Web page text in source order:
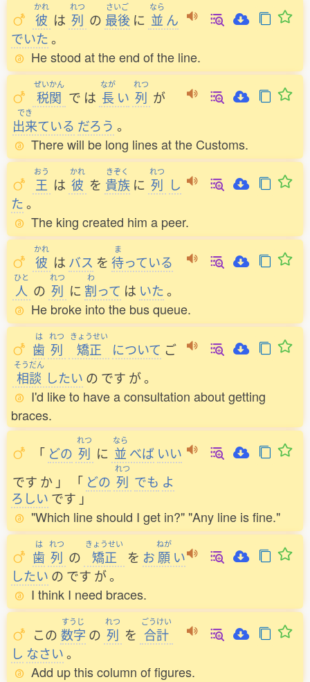
かれ
彼 は
れつ
列 の
さいご
最後 に
なら
並 ん
でいた。
He stood at the end of the line.
ぜいかん
税関 で は
なが
長 い
れつ
列 が
でき
出来ている だろう 。
There will be long lines at the Customs.
おう
王 は
かれ
彼 を
きぞく
貴族 に
れつ
列 し
た。
The king created him a peer.
かれ
彼 は バス を
ま
待っている
ひと
人 の
れつ
列 に
わ
割って は いた。
He broke into the bus queue.
は
歯
れつ
列
きょうせい
矯正 について ご
そうだん
相談 したい の です が。
I'd like to have a consultation about getting
braces.
「 どの
れつ
列 に
なら
並 べば いい
です か 」 「 どの
れつ
列 でも よ
ろしい です 」
"Which line should I get in?" "Any line is fine."
は
歯
れつ
列 の
きょうせい
矯正 を お
ねが
願 い
したい の です が。
I think I need braces.
この
すうじ
数字 の
れつ
列 を
ごうけい
合計
し なさい。
Add up this column of figures.